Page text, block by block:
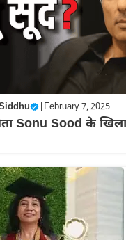
February 7, 2025
Sonu Sood के